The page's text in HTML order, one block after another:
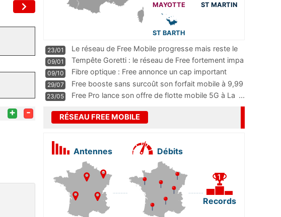
+ -
MAYOTTE ST MARTIN
ST BARTH
23/01
Le réseau de Free Mobile progresse mais reste le
m
...
09/01
Tempête Goretti : le réseau de Free fortement impa
09/10
Fibre optique : Free annonce un cap important
pass
...
29/07
Free booste sans surcoût son forfait mobile à 9,99
23/05 Free Pro lance son offre de flotte mobile 5G à La ...
RÉSEAU FREE MOBILE
Antennes Débits
Records